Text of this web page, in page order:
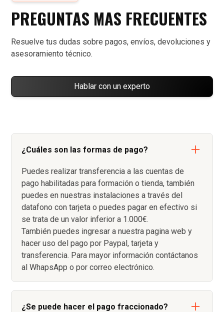
PREGUNTAS MAS FRECUENTES
Resuelve tus dudas sobre pagos, envíos, devoluciones y
asesoramiento técnico.
Hablar con un experto
¿Cuáles son las formas de pago?
Puedes realizar transferencia a las cuentas de
pago habilitadas para formación o tienda, también
puedes en nuestras instalaciones a través del
datafono con tarjeta o puedes pagar en efectivo si
se trata de un valor inferior a 1.000€.
También puedes ingresar a nuestra pagina web y
hacer uso del pago por Paypal, tarjeta y
transferencia. Para mayor información contáctanos
al WhapsApp o por correo electrónico.
¿Se puede hacer el pago fraccionado?